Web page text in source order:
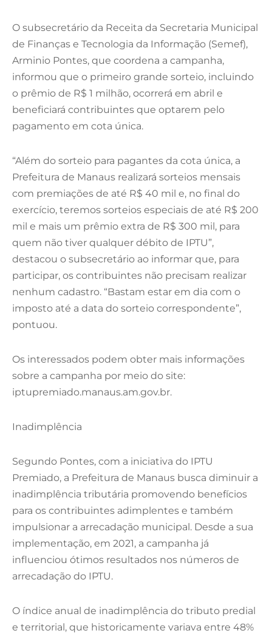
O subsecretário da Receita da Secretaria Municipal
de Finanças e Tecnologia da Informação (Semef),
Arminio Pontes, que coordena a campanha,
informou que o primeiro grande sorteio, incluindo
o prêmio de R$ 1 milhão, ocorrerá em abril e
beneficiará contribuintes que optarem pelo
pagamento em cota única.
“Além do sorteio para pagantes da cota única, a
Prefeitura de Manaus realizará sorteios mensais
com premiações de até R$ 40 mil e, no final do
exercício, teremos sorteios especiais de até R$ 200
mil e mais um prêmio extra de R$ 300 mil, para
quem não tiver qualquer débito de IPTU”,
destacou o subsecretário ao informar que, para
participar, os contribuintes não precisam realizar
nenhum cadastro. “Bastam estar em dia com o
imposto até a data do sorteio correspondente”,
pontuou.
Os interessados podem obter mais informações
sobre a campanha por meio do site:
iptupremiado.manaus.am.gov.br.
Inadimplência
Segundo Pontes, com a iniciativa do IPTU
Premiado, a Prefeitura de Manaus busca diminuir a
inadimplência tributária promovendo benefícios
para os contribuintes adimplentes e também
impulsionar a arrecadação municipal. Desde a sua
implementação, em 2021, a campanha já
influenciou ótimos resultados nos números de
arrecadação do IPTU.
O índice anual de inadimplência do tributo predial
e territorial, que historicamente variava entre 48%